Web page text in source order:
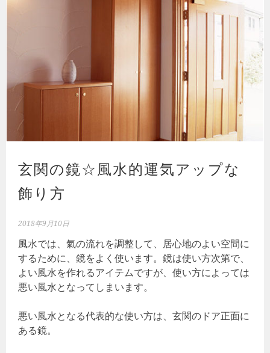
玄関の鏡☆風水的運気アップな
飾り方
2018年9月10日
風水では、氣の流れを調整して、居心地のよい空間に
するために、鏡をよく使います。鏡は使い方次第で、
よい風水を作れるアイテムですが、使い方によっては
悪い風水となってしまいます。
悪い風水となる代表的な使い方は、玄関のドア正面に
ある鏡。